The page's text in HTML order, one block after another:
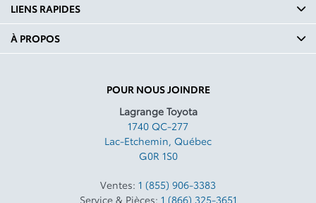
POUR NOUS JOINDRE
Lagrange Toyota
1740 QC-277
Lac-Etchemin, Québec
G0R 1S0
Ventes: 1 (855) 906-3383
Service & Pièces: 1 (866) 325-3651
LIENS RAPIDES
À PROPOS